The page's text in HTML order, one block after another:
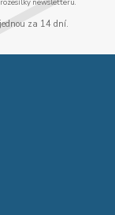
za 14 dní.